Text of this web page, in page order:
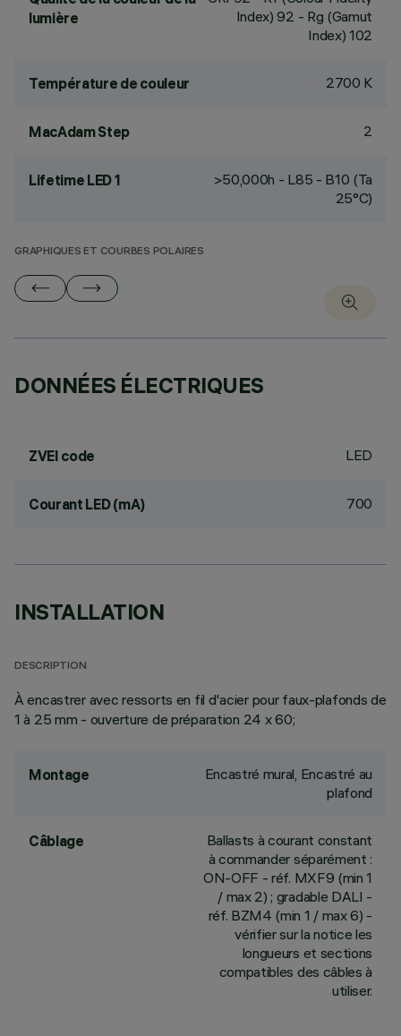
lumière
Index) 92 - Rg (Gamut
Index) 102
Température de couleur 2700 K
MacAdam Step 2
Lifetime LED 1
>50,000h - L85 - B10 (Ta
25°C)
GRAPHIQUES ET COURBES POLAIRES
DONNÉES ÉLECTRIQUES
ZVEI code LED
Courant LED (mA) 700
INSTALLATION
DESCRIPTION
À encastrer avec ressorts en fil d'acier pour faux-plafonds de
1 à 25 mm - ouverture de préparation 24 x 60;
Montage
Encastré mural, Encastré au
plafond
Câblage
Ballasts à courant constant
à commander séparément :
ON-OFF - réf. MXF9 (min 1
/ max 2) ; gradable DALI -
réf. BZM4 (min 1 / max 6) -
vérifier sur la notice les
longueurs et sections
compatibles des câbles à
utiliser.